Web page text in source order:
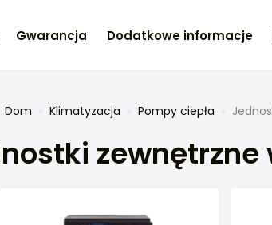
Gwarancja Dodatkowe informacje
Dom Klimatyzacja Pompy ciepła